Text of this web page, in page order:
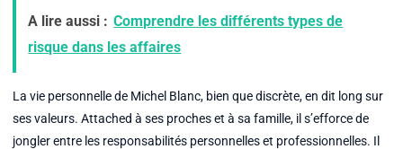
A lire aussi : Comprendre les différents types de
risque dans les affaires
La vie personnelle de Michel Blanc, bien que discrète, en dit long sur
ses valeurs. Attached à ses proches et à sa famille, il s’efforce de
jongler entre les responsabilités personnelles et professionnelles. Il